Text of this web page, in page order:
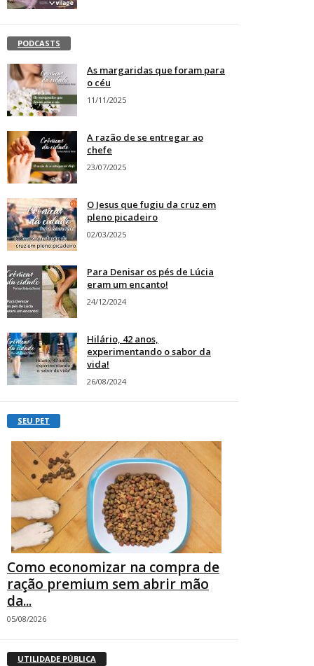
PODCASTS
As margaridas que foram para
o céu
11/11/2025
A razão de se entregar ao
chefe
23/07/2025
O Jesus que fugiu da cruz em
pleno picadeiro
02/03/2025
Para Denisar os pés de Lúcia
eram um encanto!
24/12/2024
Hilário, 42 anos,
experimentando o sabor da
vida!
26/08/2024
SEU PET
Como economizar na compra de
ração premium sem abrir mão
da...
05/08/2026
UTILIDADE PÚBLICA